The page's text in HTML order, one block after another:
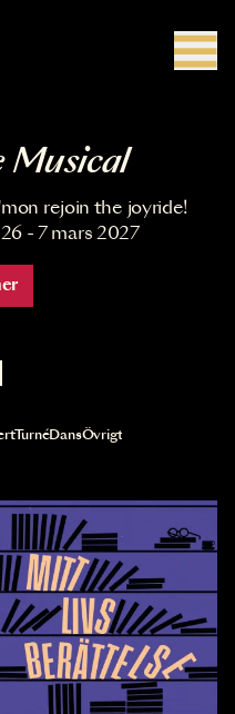
Musical
rejoin the joyride!
- 7 mars 2027
TurnéDansÖvrigt